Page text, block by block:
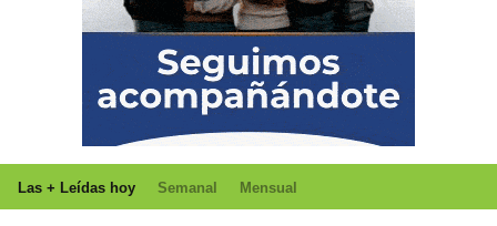
Las + Leídas hoy Semanal Mensual